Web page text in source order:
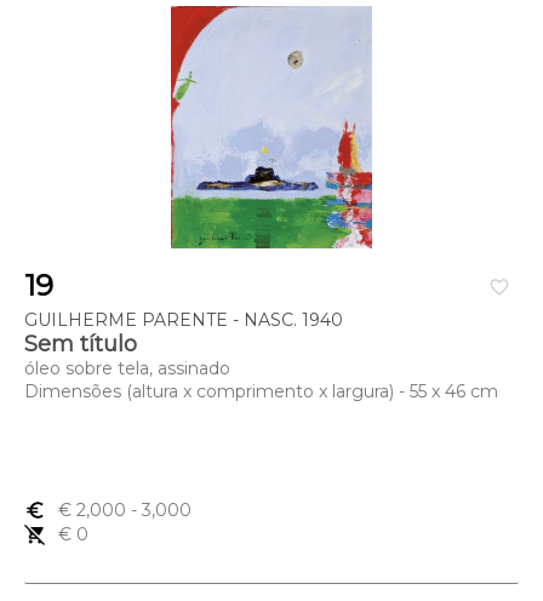
favorite_border
19
GUILHERME PARENTE - NASC. 1940
Sem título
óleo sobre tela, assinado
Dimensões (altura x comprimento x largura) - 55 x 46 cm
euro_symbol € 2,000 - 3,000
remove_shopping_cart
€ 0